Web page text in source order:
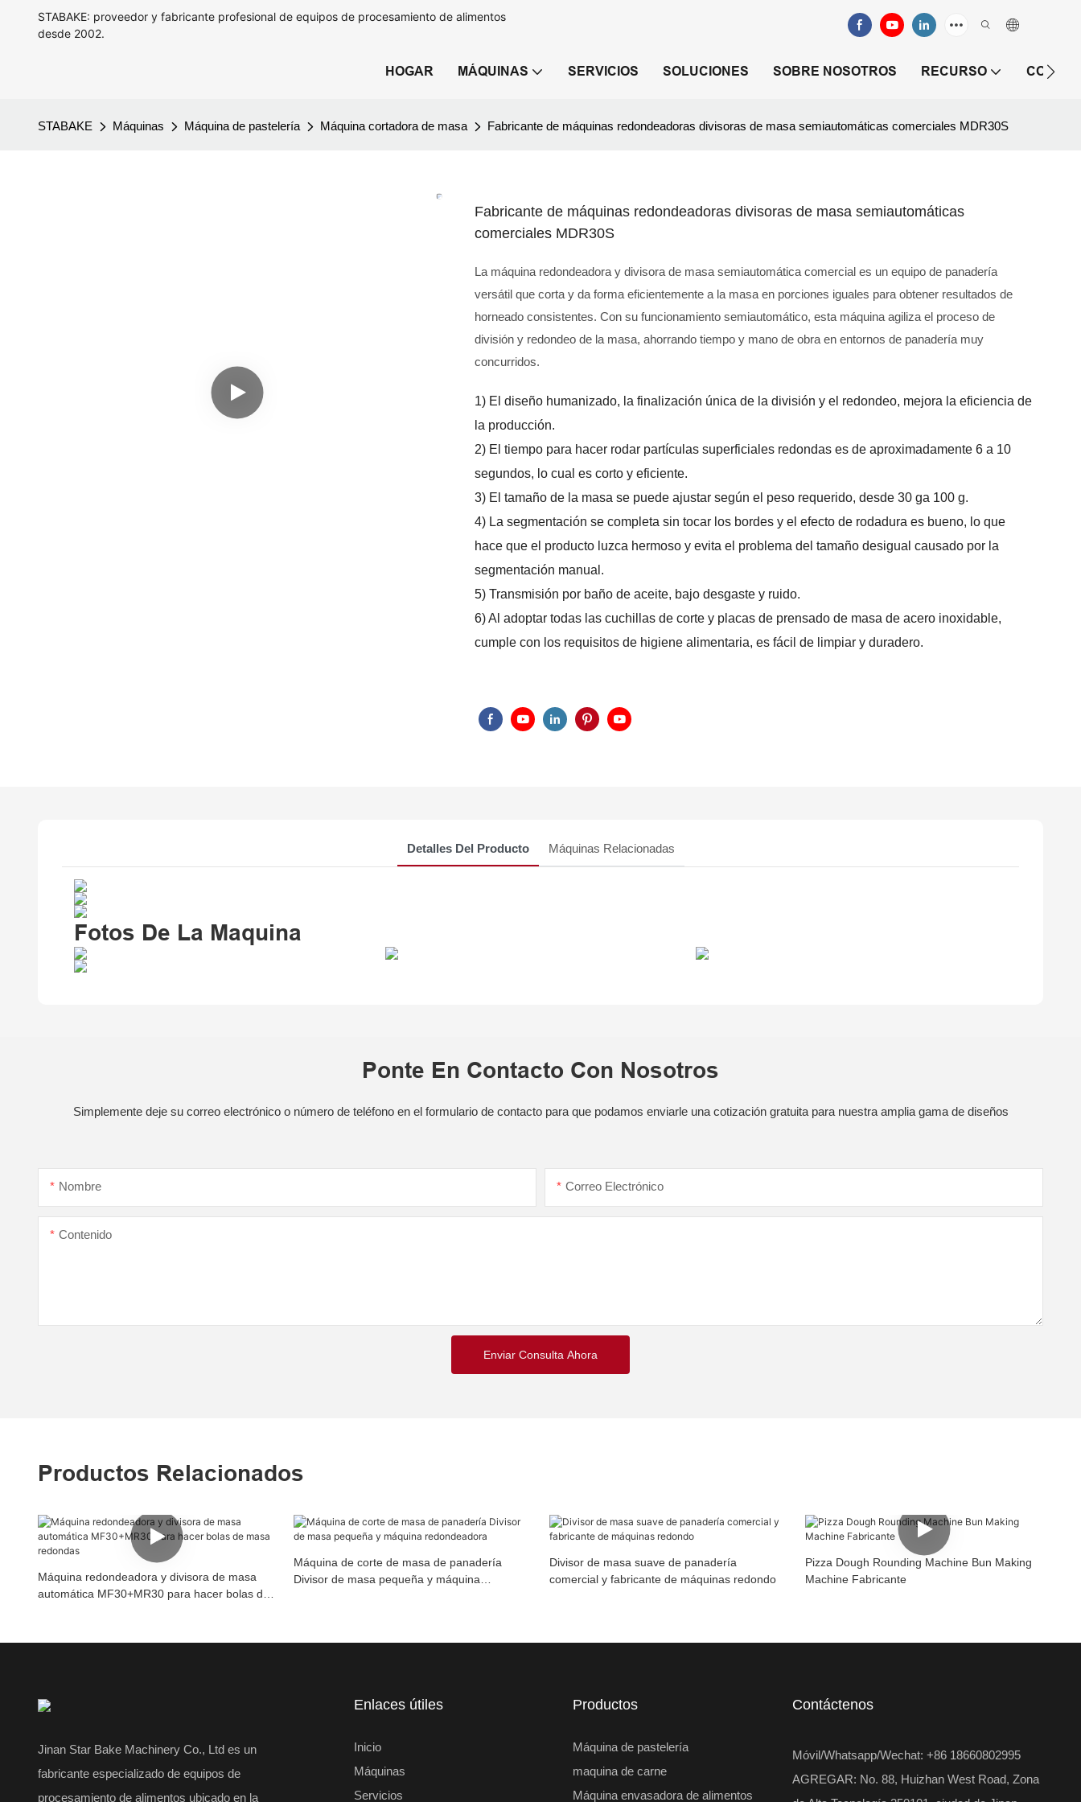
STABAKE: proveedor y fabricante profesional de equipos de procesamiento de alimentos
desde 2002.
HOGAR MÁQUINAS SERVICIOS SOLUCIONES SOBRE NOSOTROS RECURSO
STABAKE Máquinas Máquina de pastelería Máquina cortadora de masa Fabricante de máquinas redondeadoras divisoras de masa semiautomáticas comerciales MDR30S
Fabricante de máquinas redondeadoras divisoras de masa semiautomáticas
comerciales MDR30S
La máquina redondeadora y divisora ​​de masa semiautomática comercial es un equipo de panadería
versátil que corta y da forma eficientemente a la masa en porciones iguales para obtener resultados de
horneado consistentes. Con su funcionamiento semiautomático, esta máquina agiliza el proceso de
división y redondeo de la masa, ahorrando tiempo y mano de obra en entornos de panadería muy
concurridos.
1) El diseño humanizado, la finalización única de la división y el redondeo, mejora la eficiencia de
la producción.
2) El tiempo para hacer rodar partículas superficiales redondas es de aproximadamente 6 a 10
segundos, lo cual es corto y eficiente.
3) El tamaño de la masa se puede ajustar según el peso requerido, desde 30 ga 100 g.
4) La segmentación se completa sin tocar los bordes y el efecto de rodadura es bueno, lo que
hace que el producto luzca hermoso y evita el problema del tamaño desigual causado por la
segmentación manual.
5) Transmisión por baño de aceite, bajo desgaste y ruido.
6) Al adoptar todas las cuchillas de corte y placas de prensado de masa de acero inoxidable,
cumple con los requisitos de higiene alimentaria, es fácil de limpiar y duradero.
Detalles Del Producto Máquinas Relacionadas
Fotos De La Maquina
Ponte En Contacto Con Nosotros
Simplemente deje su correo electrónico o número de teléfono en el formulario de contacto para que podamos enviarle una cotización gratuita para nuestra amplia gama de diseños
Nombre Correo Electrónico
Contenido
Enviar Consulta Ahora
Productos Relacionados
Máquina redondeadora y divisora ​​de masa
automática MF30+MR30 para hacer bolas de
Máquina de corte de masa de panadería
Divisor de masa pequeña y máquina
Divisor de masa suave de panadería
comercial y fabricante de máquinas redondo
Pizza Dough Rounding Machine Bun Making
Machine Fabricante
Jinan Star Bake Machinery Co., Ltd es un
fabricante especializado de equipos de
procesamiento de alimentos ubicado en la
Enlaces útiles
Inicio
Máquinas
Servicios
Productos
Máquina de pastelería
maquina de carne
Máquina envasadora de alimentos
Contáctenos
Móvil/Whatsapp/Wechat: +86 18660802995
AGREGAR: No. 88, Huizhan West Road, Zona